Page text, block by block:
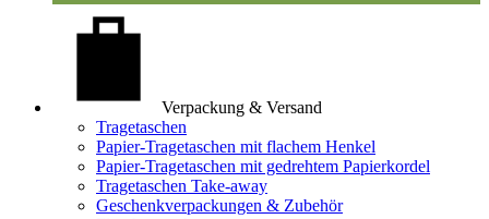
Verpackung & Versand
Tragetaschen
Papier-Tragetaschen mit flachem Henkel
Papier-Tragetaschen mit gedrehtem Papierkordel
Tragetaschen Take-away
Geschenkverpackungen & Zubehör